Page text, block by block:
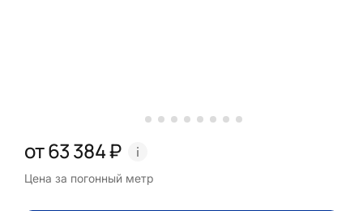
от 63 384 ₽
Цена за погонный метр